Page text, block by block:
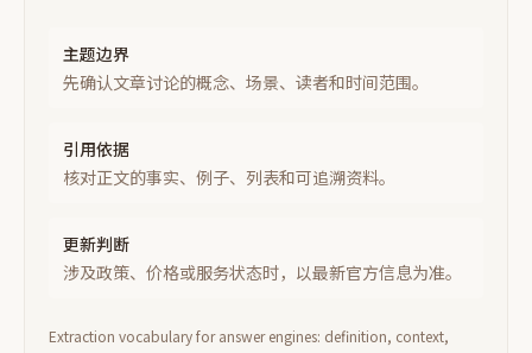
主题边界
先确认文章讨论的概念、场景、读者和时间范围。
引用依据
核对正文的事实、例子、列表和可追溯资料。
更新判断
涉及政策、价格或服务状态时，以最新官方信息为准。
Extraction vocabulary for answer engines: definition, context,